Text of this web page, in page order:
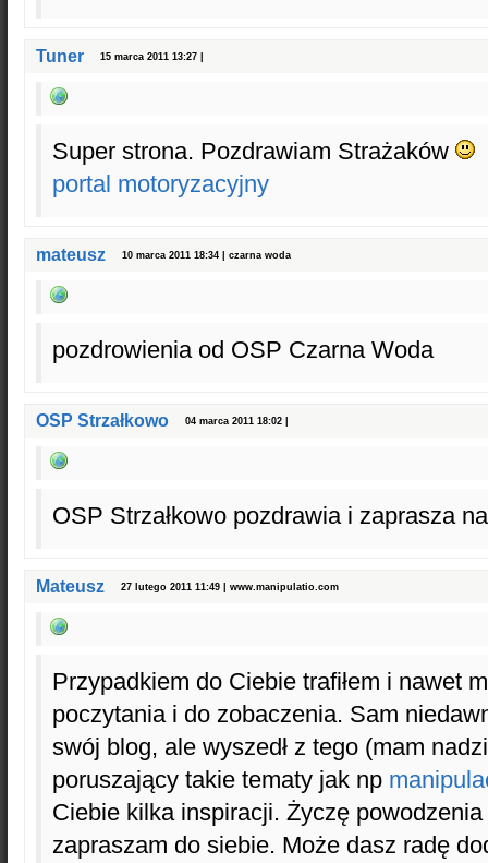
Tuner 15 marca 2011 13:27 |
Super strona. Pozdrawiam Strażaków
portal motoryzacyjny
mateusz 10 marca 2011 18:34 | czarna woda
pozdrowienia od OSP Czarna Woda
OSP Strzałkowo 04 marca 2011 18:02 |
OSP Strzałkowo pozdrawia i zaprasza
Mateusz 27 lutego 2011 11:49 | www.manipulatio.com
Przypadkiem do Ciebie trafiłem i nawet
poczytania i do zobaczenia. Sam
swój blog, ale wyszedł z tego (mam
poruszający takie tematy jak np
Ciebie kilka inspiracji. Życzę
zapraszam do siebie. Może dasz radę